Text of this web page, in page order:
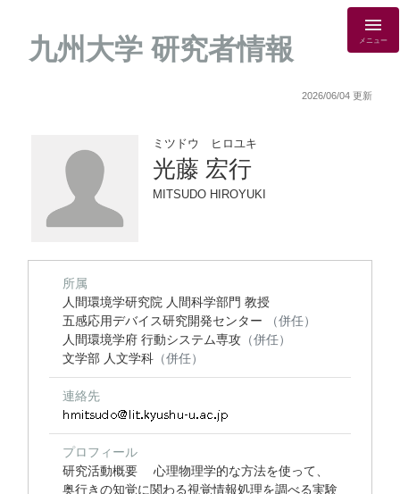
九州大学 研究者情報 メニュー
2026/06/04 更新
ミツドウ ヒロユキ
光藤 宏行
MITSUDO HIROYUKI
所属
人間環境学研究院 人間科学部門 教授
五感応用デバイス研究開発センター
（併任）
人間環境学府 行動システム専攻 （併任）
文学部 人文学科 （併任）
連絡先
プロフィール
研究活動概要 心理物理学的な方法を使って、
奥行きの知覚に関わる視覚情報処理を調べる実験